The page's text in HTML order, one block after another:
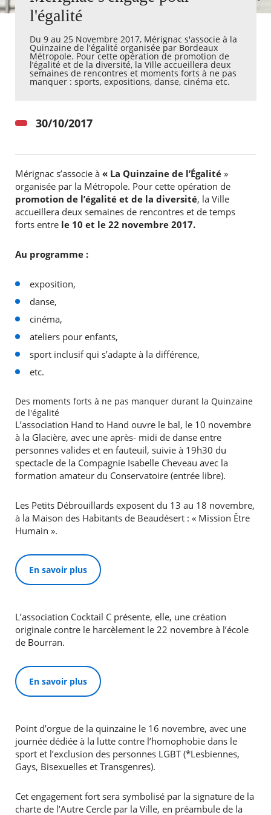
Actualités
Kiosque
Espace de services en ligne
RECHERCHER ...
l'égalité
Du 9 au 25 Novembre 2017, Mérignac s'associe à la
Quinzaine de l'égalité organisée par Bordeaux
Métropole. Pour cette opération de promotion de
l’égalité et de la diversité, la Ville accueillera deux
semaines de rencontres et moments forts à ne pas
manquer : sports, expositions, danse, cinéma etc.
30/10/2017
Mérignac s’associe à« La Quinzaine de l’Égalité»
organisée par la Métropole. Pour cette opération de
promotion de l’égalité et de la diversité, la Ville
accueillera deux semaines de rencontres et de temps
forts entre le 10 et le 22 novembre 2017.
Au programme :
exposition,
danse,
cinéma,
ateliers pour enfants,
sport inclusif qui s’adapte à la différence,
etc.
Des moments forts à ne pas manquer durant la Quinzaine
de l'égalité
L’association Hand to Hand ouvre le bal, le 10 novembre
à la Glacière, avec une après- midi de danse entre
personnes valides et en fauteuil, suivie à 19h30 du
spectacle de la Compagnie Isabelle Cheveau avec la
formation amateur du Conservatoire (entrée libre).
Les Petits Débrouillards exposent du 13 au 18 novembre,
à la Maison des Habitants de Beaudésert : « Mission Être
Humain ».
En savoir plus
L’association Cocktail C présente, elle, une création
originale contre le harcèlement le 22 novembre à l’école
de Bourran.
En savoir plus
Point d’orgue de la quinzaine le 16 novembre, avec une
journée dédiée à la lutte contre l’homophobie dans le
sport et l’exclusion des personnes LGBT (*Lesbiennes,
Gays, Bisexuelles et Transgenres).
Cet engagement fort sera symbolisé par la signature de la
charte de l’Autre Cercle par la Ville, en préambule de la